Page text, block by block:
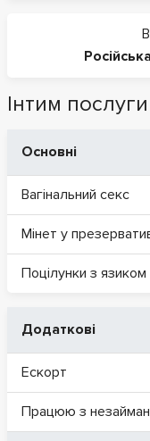
Інтим послуги
Основні
Вагінальний секс
Мінет у
Поцілунки з язиком
Додаткові
Ескорт
Працюю з